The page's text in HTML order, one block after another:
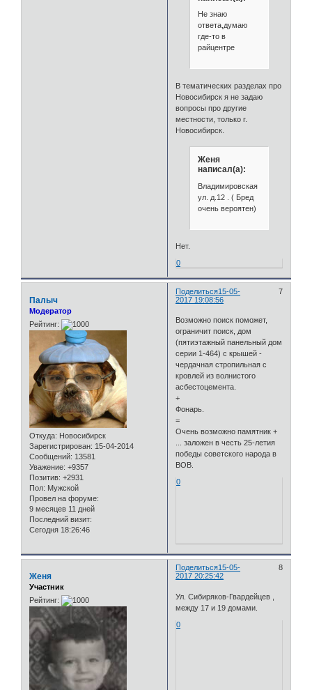
Не знаю
ответа,думаю
где-то в
райцентре
В тематических разделах про
Новосибирск я не задаю
вопросы про другие
местности, только г.
Новосибирск.
Женя
написал(а):
Владимировская
ул. д.12 . ( Бред
очень вероятен)
Нет.
0
Поделиться 7
15-05-
2017 19:08:56
Палыч
Модератор
Рейтинг:
Откуда: Новосибирск
Зарегистрирован: 15-04-2014
Сообщений: 13581
Уважение: +9357
Позитив: +2931
Пол: Мужской
Провел на форуме:
9 месяцев 11 дней
Последний визит:
Сегодня 18:26:46
Возможно поиск поможет,
ограничит поиск, дом
(пятиэтажный панельный дом
серии 1-464) с крышей -
чердачная стропильная с
кровлей из волнистого
асбестоцемента.
+
Фонарь.
=
Очень возможно памятник +
... заложен в честь 25-летия
победы советского народа в
ВОВ.
0
Поделиться 8
15-05-
2017 20:25:42
Женя
Участник
Рейтинг:
Ул. Сибиряков-Гвардейцев ,
между 17 и 19 домами.
0